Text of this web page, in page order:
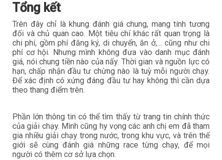
Tổng kết
Trên đây chỉ là khung đánh giá chung, mang tính tương
đối và chủ quan cao. Một tiêu chí khác rất quan trọng là
chi phí, gồm phí đăng ký, di chuyển, ăn ở,… cũng như chi
phí cơ hội. Nhưng mình không đưa vào danh mục đánh
giá, nói chung tiền nào của nấy. Thời gian và nguồn lực có
hạn, chấp nhận đầu tư chừng nào là tuỳ mỗi người chạy.
Để xác định có xứng đáng đầu tư hay không thì cần dựa
theo thang điểm trên.
Phần lớn thông tin có thể tìm thấy từ trang tin chính thức
của giải chạy. Mình cũng hy vọng các anh chị em đã tham
gia nhiều giải chạy trong nước, trong khu vực, và trên thế
giới sẽ cùng đánh giá những race từng chạy, để mọi
người có thêm cơ sở lựa chọn.